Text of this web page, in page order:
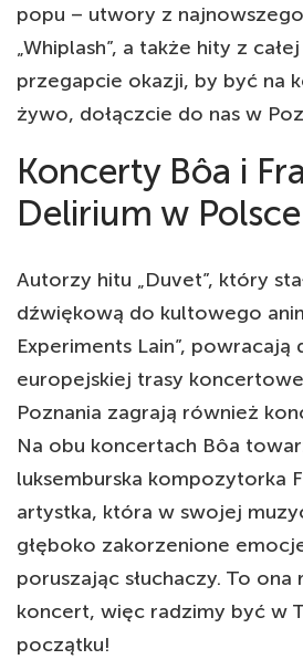
popu – utwory z
„Whiplash”, a także hity z
przegapcie okazji, by być na
żywo, dołączcie do nas w
Koncerty Bôa i
Delirium w
Autorzy hitu „Duvet”, który
dźwiękową do kultowego
Experiments Lain”, powracają
europejskiej trasy
Poznania zagrają również
Na obu koncertach Bôa
luksemburska kompozytorka
artystka, która w swojej
głęboko zakorzenione
poruszając słuchaczy. To
koncert, więc radzimy być w
początku!